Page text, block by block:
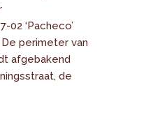
02 ‘Pacheco’
perimeter van
afgebakend
de